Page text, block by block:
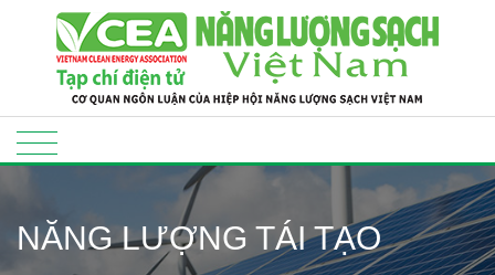
NĂNG LƯỢNG TÁI TẠO